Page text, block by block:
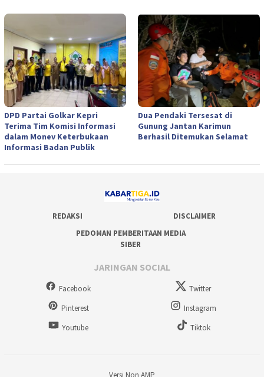
DPD Partai Golkar Kepri
Terima Tim Komisi Informasi
dalam Monev Keterbukaan
Informasi Badan Publik
Dua Pendaki Tersesat di
Gunung Jantan Karimun
Berhasil Ditemukan Selamat
REDAKSI
DISCLAIMER
PEDOMAN PEMBERITAAN MEDIA
SIBER
JARINGAN SOCIAL
Facebook
Twitter
Pinterest
Instagram
Youtube
Tiktok
Versi Non AMP